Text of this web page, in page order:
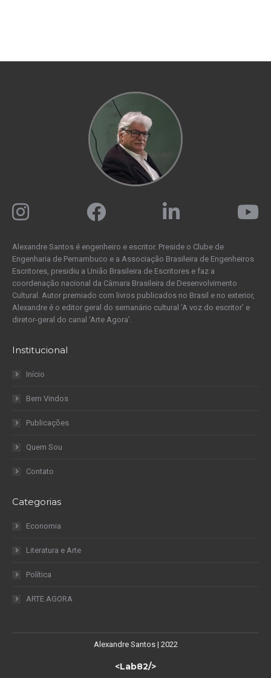
Alexandre Santos é engenheiro e escritor. Preside o Clube de
Engenharia de Pernambuco e a Associação Brasileira de Engenheiros
Escritores, presidiu a União Brasileira de Escritores e faz a
coordenação nacional da Câmara Brasileira de Desenvolvimento
Cultural. Autor premiado com livros publicados no Brasil e no exterior,
Alexandre é o editor geral do semanário cultural ‘A voz do escritor’ e
diretor-geral do canal ‘Arte Agora’.
Institucional
Início
Bem Vindos
Publicações
Quem Sou
Contato
Categorias
Economia
Literatura e Arte
Política
ARTE AGORA
Alexandre Santos | 2022
<Lab82/>